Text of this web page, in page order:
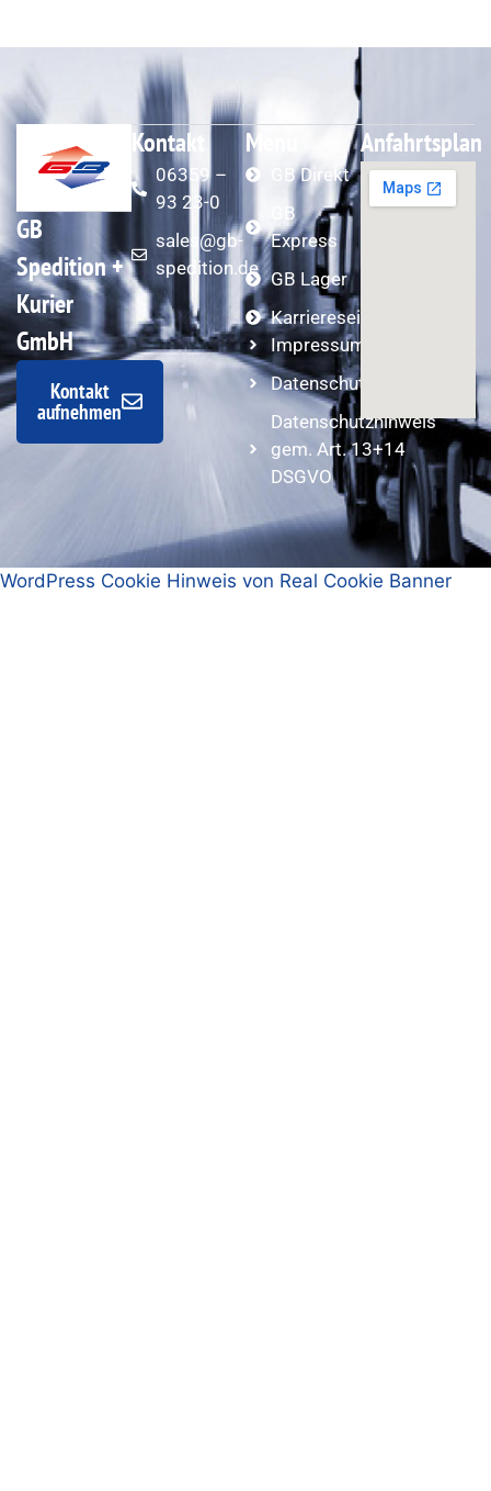
GB
Spedition +
Kurier
GmbH
Kontakt
aufnehmen
Kontakt
06359 –
93 23-0
sales@gb-
spedition.de
Menu
GB Direkt
GB
Express
GB Lager
Karriereseite
Impressum
Datenschutzerklärung
Datenschutzhinweis
gem. Art. 13+14
DSGVO
Anfahrtsplan
WordPress Cookie Hinweis von Real Cookie Banner